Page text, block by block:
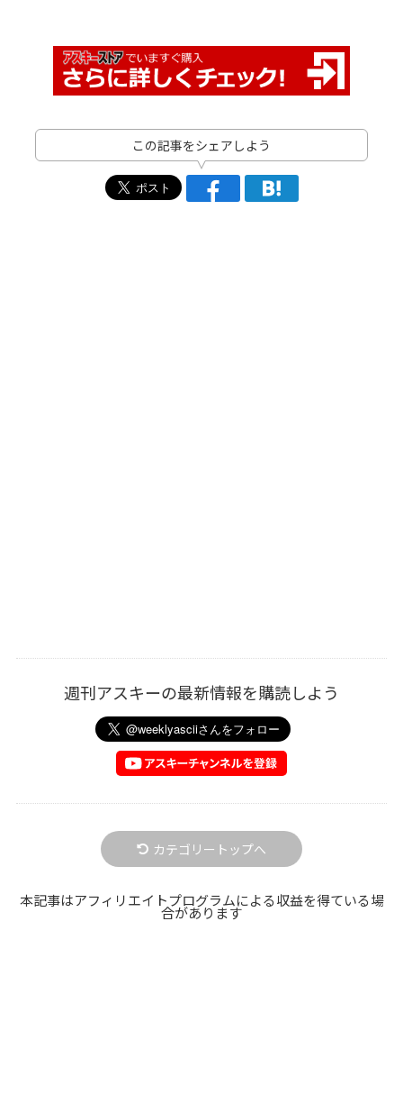
この記事をシェアしよう
週刊アスキーの最新情報を購読しよう
カテゴリートップへ
本記事はアフィリエイトプログラムによる収益を得ている場
合があります